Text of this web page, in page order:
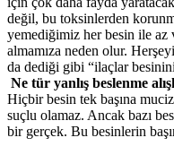
değil, bu toksinlerden
yemediğimiz her besin ile az
almamıza neden olur.
da dediği gibi “ilaçlar
Ne tür yanlış beslenme
Hiçbir besin tek başına
suçlu olamaz. Ancak bazı
bir gerçek. Bu besinlerin